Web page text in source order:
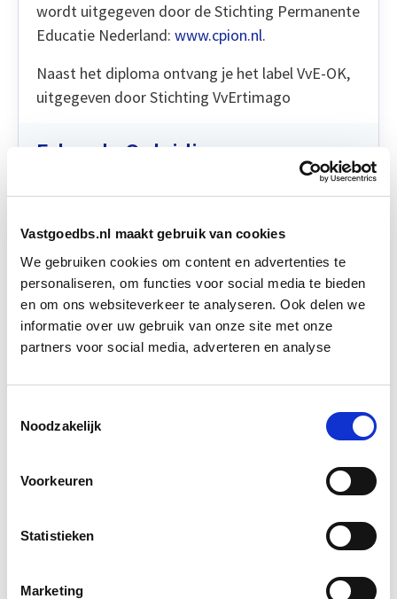
Vastgoedbs.nl maakt gebruik van cookies
We gebruiken cookies om content en advertenties te
personaliseren, om functies voor social media te bieden
en om ons websiteverkeer te analyseren. Ook delen we
informatie over uw gebruik van onze site met onze
partners voor social media, adverteren en analyse
Noodzakelijk
Voorkeuren
Statistieken
Marketing
wordt uitgegeven door de Stichting Permanente
Educatie Nederland: www.cpion.nl.
Naast het diploma ontvang je het label VvE-OK,
uitgegeven door Stichting VvErtimago
Erkende Opleiding
belangrijkste brancheverenigingen in VvE-beheer:
Branchevereniging VvE Beheerders (BvvB) en VvE
Professionals